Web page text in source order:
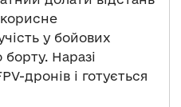
у бойових
Наразі
дронів і готується